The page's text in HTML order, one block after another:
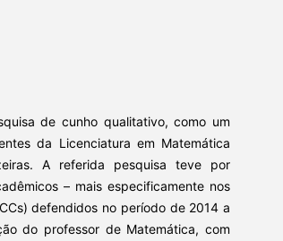
de cunho qualitativo, como um
da Licenciatura em Matemática
A referida pesquisa teve por
– mais especificamente nos
defendidos no período de 2014 a
do professor de Matemática, com